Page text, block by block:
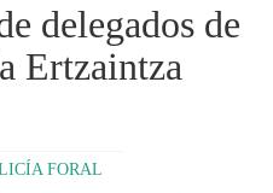
delegados de
Ertzaintza
FORAL